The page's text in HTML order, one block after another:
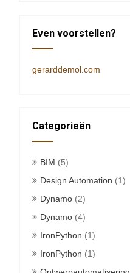
Even voorstellen?
gerarddemol.com
Categorieën
BIM (5)
Design Automation (1)
Dynamo (2)
Dynamo (4)
IronPython (1)
IronPython (1)